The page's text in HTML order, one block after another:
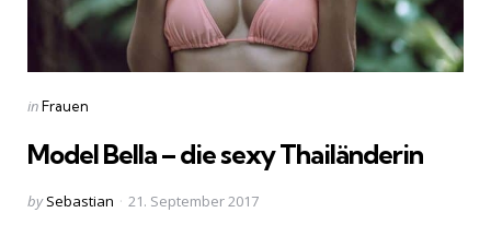
Categories
Posted
inFrauen
Model Bella – die sexy Thailänderin
Posted
by Sebastian 21. September 2017